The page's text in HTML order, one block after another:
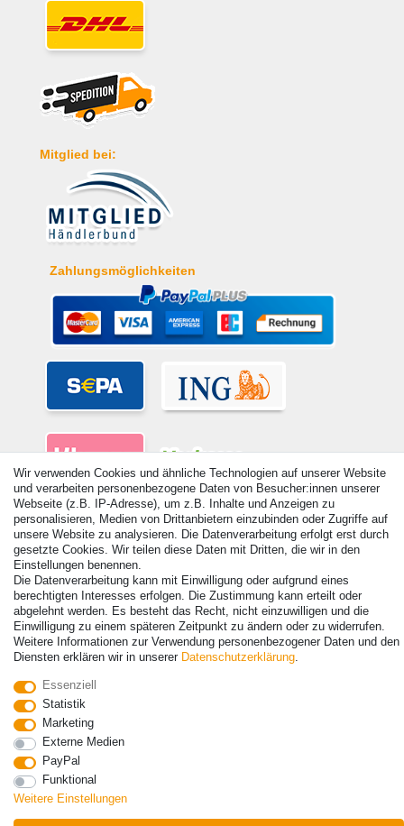
Mitglied bei:
Zahlungsmöglichkeiten
© Copyright 2026 | Alle Rechte vorbehalten. - Alle Rechte vorbehalten.
Preisangaben inkl. gesetzl. 19% MwSt. | Grundpreise siehe Artikeldetail | *Gilt für
Lieferungen nach Deutschland!
Vertrag widerrufen Kontakt
Wir verwenden Cookies und ähnliche Technologien auf unserer Website
und verarbeiten personenbezogene Daten von Besucher:innen unserer
Webseite (z.B. IP-Adresse), um z.B. Inhalte und Anzeigen zu
personalisieren, Medien von Drittanbietern einzubinden oder Zugriffe auf
unsere Website zu analysieren. Die Datenverarbeitung erfolgt erst durch
gesetzte Cookies. Wir teilen diese Daten mit Dritten, die wir in den
Einstellungen benennen.
Die Datenverarbeitung kann mit Einwilligung oder aufgrund eines
berechtigten Interesses erfolgen. Die Zustimmung kann erteilt oder
abgelehnt werden. Es besteht das Recht, nicht einzuwilligen und die
Einwilligung zu einem späteren Zeitpunkt zu ändern oder zu widerrufen.
Weitere Informationen zur Verwendung personenbezogener Daten und den
Diensten erklären wir in unserer Daten­schutz­erklärung.
Essenziell
Statistik
Marketing
Externe Medien
PayPal
Funktional
Weitere Einstellungen